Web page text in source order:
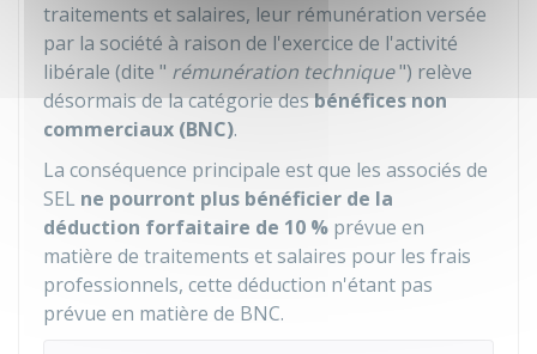
traitements et salaires, leur rémunération versée
par la société à raison de l'exercice de l'activité
libérale (dite " rémunération technique") relève
désormais de la catégorie desbénéfices non
commerciaux (BNC).
La conséquence principale est que les associés de
SEL ne pourront plus bénéficier de la
déduction forfaitaire de 10 % prévue en
matière de traitements et salaires pour les frais
professionnels, cette déduction n'étant pas
prévue en matière de BNC.